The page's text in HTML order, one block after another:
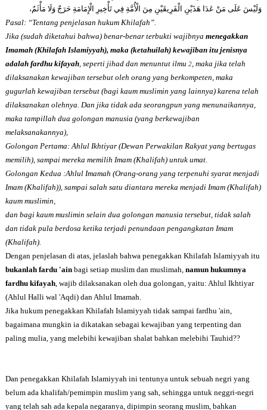
وَلَيْسَ عَلَى مَنْ عَدَا هَذَيْنِ الْفَرِيقَيْنِ مِنَ الْأُمَّةِ فِي تَأْخِيرِ الْإِمَامَةِ حَرَجٌ وَلَا مَأْثَمٌ،
Pasal: “Tentang penjelasan hukum Khilafah”.
Jika (sudah diketahui bahwa) benar-benar terbukti wajibnya menegakkan
Imamah (Khilafah Islamiyyah), maka (ketahuilah) kewajiban itu jenisnya
adalah fardhu kifayah, seperti jihad dan menuntut ilmu 2, maka jika telah
dilaksanakan kewajiban tersebut oleh orang yang berkompeten, maka
gugurlah kewajiban tersebut (bagi kaum muslimin yang lainnya) karena telah
dilaksanakan olehnya. Dan jika tidak ada seorangpun yang menunaikannya,
maka tampillah dua golongan manusia (yang berkewajiban
melaksanakannya),
Golongan Pertama: Ahlul Ikhtiyar (Dewan Perwakilan Rakyat yang bertugas
memilih), sampai mereka memilih Imam (Khalifah) untuk umat.
Golongan Kedua :Ahlul Imamah (Orang-orang yang terpenuhi syarat menjadi
Imam (Khalifah)), sampai salah satu diantara mereka menjadi Imam (Khalifah)
kaum muslimin,
dan bagi kaum muslimin selain dua golongan manusia tersebut, tidak salah
dan tidak pula berdosa ketika terjadi penundaan pengangkatan Imam
(Khalifah).
Dengan penjelasan di atas, jelaslah bahwa penegakkan Khilafah Islamiyyah itu
bukanlah fardu 'ainbagi setiap muslim dan muslimah, namun hukumnya
fardhu kifayah, wajib dilaksanakan oleh dua golongan, yaitu: Ahlul Ikhtiyar
(Ahlul Halli wal 'Aqdi) dan Ahlul Imamah.
Jika hukum penegakkan Khilafah Islamiyyah tidak sampai fardhu 'ain,
bagaimana mungkin ia dikatakan sebagai kewajiban yang terpenting dan
paling mulia, yang melebihi kewajiban shalat bahkan melebihi Tauhid??
Dan penegakkan Khilafah Islamiyyah ini tentunya untuk sebuah negri yang
belum ada khalifah/pemimpin muslim yang sah, sehingga untuk neggri-negri
yang telah sah ada kepala negaranya, dipimpin seorang muslim, bahkan